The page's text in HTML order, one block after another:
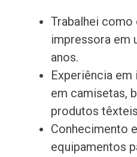
Trabalhei como
impressora em
anos.
Experiência
em camisetas,
produtos
Conhecimento
equipamentos